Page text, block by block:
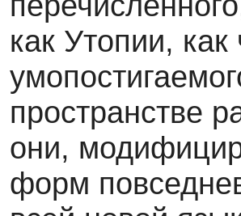
как Утопии,
пространстве
они,
форм